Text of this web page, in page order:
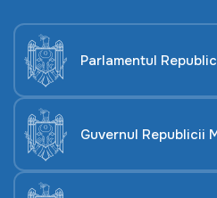
Parlamentul
Guvernul Republicii